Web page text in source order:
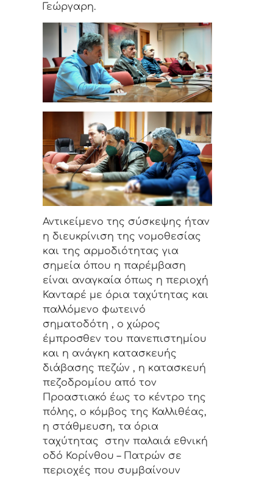
Γεώργαρη.
Αντικείμενο της σύσκεψης ήταν
η διευκρίνιση της νομοθεσίας
και της αρμοδιότητας για
σημεία όπου η παρέμβαση
είναι αναγκαία όπως η περιοχή
Κανταρέ με όρια ταχύτητας και
παλλόμενο φωτεινό
σηματοδότη , ο χώρος
έμπροσθεν του πανεπιστημίου
και η ανάγκη κατασκευής
διάβασης πεζών , η κατασκευή
πεζοδρομίου από τον
Προαστιακό έως το κέντρο της
πόλης, ο κόμβος της Καλλιθέας,
η στάθμευση, τα όρια
ταχύτητας στην παλαιά εθνική
οδό Κορίνθου – Πατρών σε
περιοχές που συμβαίνουν